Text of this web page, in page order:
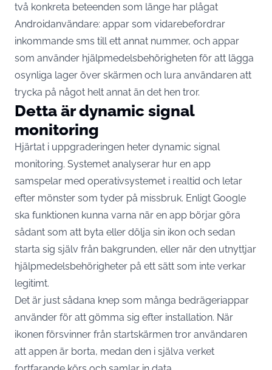
två konkreta beteenden som länge har plågat
Androidanvändare: appar som vidarebefordrar
inkommande sms till ett annat nummer, och appar
som använder hjälpmedelsbehörigheten för att lägga
osynliga lager över skärmen och lura användaren att
trycka på något helt annat än det hen tror.
Detta är dynamic signal
monitoring
Hjärtat i uppgraderingen heter dynamic signal
monitoring. Systemet analyserar hur en app
samspelar med operativsystemet i realtid och letar
efter mönster som tyder på missbruk. Enligt Google
ska funktionen kunna varna när en app börjar göra
sådant som att byta eller dölja sin ikon och sedan
starta sig själv från bakgrunden, eller när den utnyttjar
hjälpmedelsbehörigheter på ett sätt som inte verkar
legitimt.
Det är just sådana knep som många bedrägeriappar
använder för att gömma sig efter installation. När
ikonen försvinner från startskärmen tror användaren
att appen är borta, medan den i själva verket